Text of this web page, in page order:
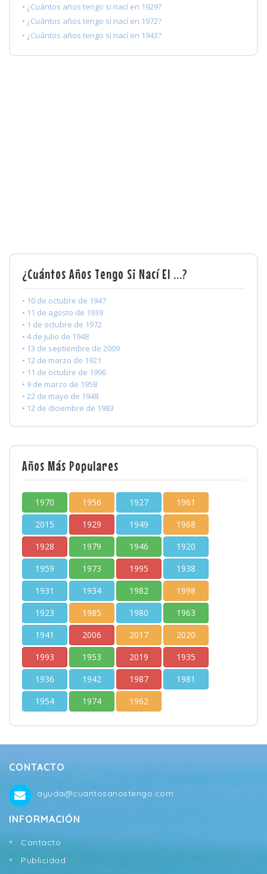
• ¿Cuántos años tengo si nací en 1929?
• ¿Cuántos años tengo si nací en 1972?
• ¿Cuántos años tengo si nací en 1943?
¿Cuántos Años Tengo Si Nací El ...?
• 10 de octubre de 1947
• 11 de agosto de 1939
• 1 de octubre de 1972
• 4 de julio de 1948
• 13 de septiembre de 2009
• 12 de marzo de 1921
• 11 de octubre de 1996
• 9 de marzo de 1958
• 22 de mayo de 1948
• 12 de diciembre de 1983
Años Más Populares
1970 1956 1927
1961
2015
1929 1949
1968
1928
1979 1946
1920
1959
1973 1995
1938
1931
1934 1982
1998
1923
1985 1980
1963
1941
2006 2017
2020
1993
1953 2019
1935
1936
1942 1987
1981
1954
1974 1962
CONTACTO
ayuda@cuantosanostengo.com
INFORMACIÓN
Contacto
Publicidad